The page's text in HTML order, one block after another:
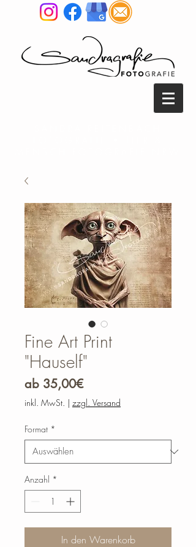
Fine Art Print
"Hauself"
ab 35,00€Sale-
Preis
inkl. MwSt. | zzgl. Versand
Format *
Anzahl *
In den Warenkorb